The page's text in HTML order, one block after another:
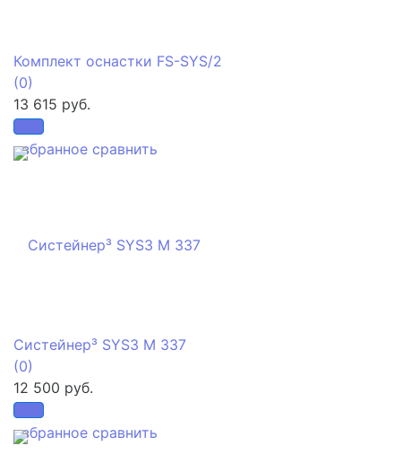
избранное сравнить
Комплект оснастки FS-SYS/2
(0)
13 615 руб.
избранное сравнить
Систейнер³ SYS3 M 337
(0)
12 500 руб.